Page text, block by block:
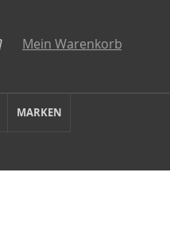
Mein Warenkorb
MARKEN